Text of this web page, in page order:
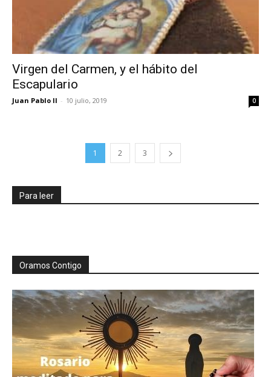
Virgen del Carmen, y el hábito del
Escapulario
Juan Pablo II - 10 julio, 2019 0
1 2 3
Para leer
Oramos Contigo